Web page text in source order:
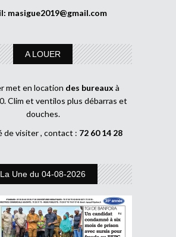
masigue2019@gmail.com
A LOUER
met en location des bureaux à
Clim et ventilos plus débarras et
douches.
de visiter , contact : 72 60 14 28
La Une du 04-08-2026